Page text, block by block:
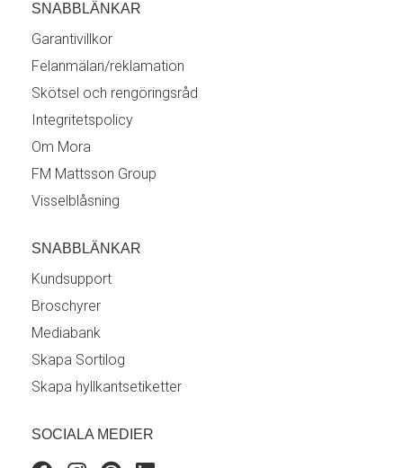
SNABBLÄNKAR
Garantivillkor
Felanmälan/reklamation
Skötsel och rengöringsråd
Integritetspolicy
Om Mora
FM Mattsson Group
Visselblåsning
SNABBLÄNKAR
Kundsupport
Broschyrer
Mediabank
Skapa Sortilog
Skapa hyllkantsetiketter
SOCIALA MEDIER